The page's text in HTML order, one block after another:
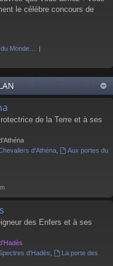
le célèbre concours de
Monde…
de la Terre et à ses
d'Athéna,
Aux portes du
des Enfers et à ses
d'Hadès
La porte des